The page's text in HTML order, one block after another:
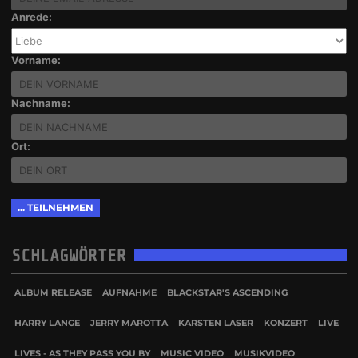
Anrede:
Vorname:
Nachname:
Ort:
SCHLAGWÖRTER
ALBUM RELEASE AUFNAHME BLACKSTAR'S ASCENDING
HARRY LANGE JERRY MAROTTA KARSTEN LASER KONZERT LIVE
LIVES - AS THEY PASS YOU BY MUSIC VIDEO MUSIKVIDEO